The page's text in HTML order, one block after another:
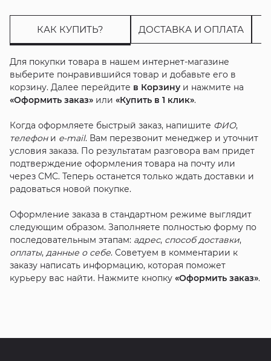
КАК КУПИТЬ? ДОСТАВКА И ОПЛАТА
Для покупки товара в нашем интернет-магазине
выберите понравившийся товар и добавьте его в
корзину. Далее перейдите в Корзинуи нажмите на
«Оформить заказ»или «Купить в 1 клик».
Когда оформляете быстрый заказ, напишите ФИО,
телефони e-mail. Вам перезвонит менеджер и уточнит
условия заказа. По результатам разговора вам придет
подтверждение оформления товара на почту или
через СМС. Теперь останется только ждать доставки и
радоваться новой покупке.
Оформление заказа в стандартном режиме выглядит
следующим образом. Заполняете полностью форму по
последовательным этапам: адрес, способ доставки,
оплаты, данные о себе. Советуем в комментарии к
заказу написать информацию, которая поможет
курьеру вас найти. Нажмите кнопку «Оформить заказ».